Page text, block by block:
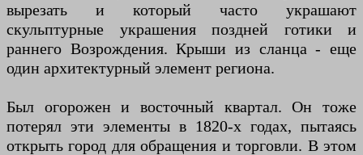
вырезать и который часто украшают
скульптурные украшения поздней готики и
раннего Возрождения. Крыши из сланца - еще
один архитектурный элемент региона.
Был огорожен и восточный квартал. Он тоже
потерял эти элементы в 1820-х годах, пытаясь
открыть город для обращения и торговли. В этом